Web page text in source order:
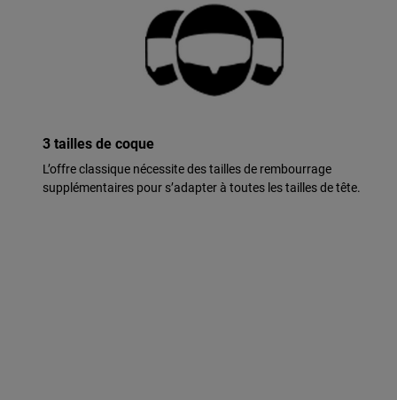
3 tailles de coque
L’offre classique nécessite des tailles de rembourrage
supplémentaires pour s’adapter à toutes les tailles de tête.